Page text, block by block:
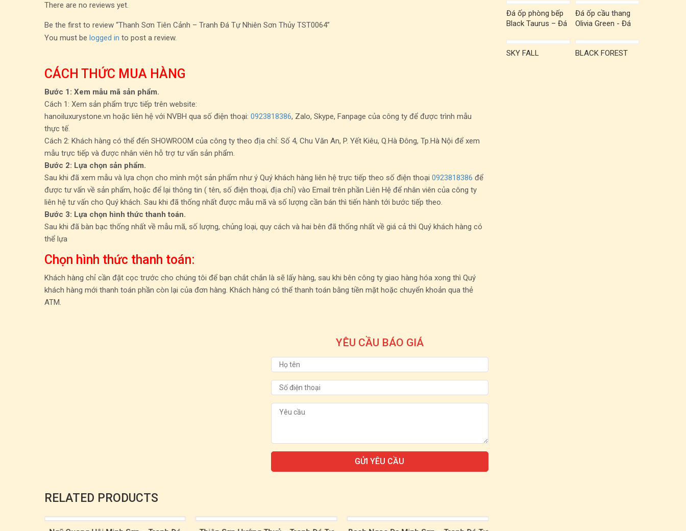
There are no reviews yet.
Be the first to review “Thanh Sơn Tiên Cảnh – Tranh Đá Tự Nhiên Sơn Thủy TST0064”
You must be logged in to post a review.
CÁCH THỨC MUA HÀNG
Bước 1: Xem mẫu mã sản phẩm.
Cách 1: Xem sản phẩm trực tiếp trên website:
hanoiluxurystone.vn hoặc liên hệ với NVBH qua số điện thoại: 0923818386, Zalo, Skype, Fanpage của công ty để được trình mẫu
thực tế.
Cách 2: Khách hàng có thể đến SHOWROOM của công ty theo địa chỉ: Số 4, Chu Văn An, P. Yết Kiêu, Q.Hà Đông, Tp.Hà Nội để xem
mẫu trực tiếp và được nhân viên hỗ trợ tư vấn sản phẩm.
Bước 2: Lựa chọn sản phẩm.
Sau khi đã xem mẫu và lựa chọn cho mình một sản phẩm như ý Quý khách hàng liên hệ trực tiếp theo số điện thoại 0923818386 để
được tư vấn về sản phẩm, hoặc để lại thông tin ( tên, số điện thoại, địa chỉ) vào Email trên phần Liên Hệ để nhân viên của công ty
liên hệ tư vấn cho Quý khách. Sau khi đã thống nhất được mẫu mã và số lượng cần bán thì tiến hành tới bước tiếp theo.
Bước 3: Lựa chọn hình thức thanh toán.
Sau khi đã bàn bạc thống nhất về mẫu mã, số lượng, chủng loại, quy cách và hai bên đã thống nhất về giá cả thì Quý khách hàng có
thể lựa
Chọn hình thức thanh toán:
Khách hàng chỉ cần đặt cọc trước cho chúng tôi để bạn chắt chắn là sẽ lấy hàng, sau khi bên công ty giao hàng hóa xong thì Quý
khách hàng mới thanh toán phần còn lại của đơn hàng. Khách hàng có thể thanh toán bằng tiền mặt hoặc chuyển khoản qua thẻ
ATM.
YÊU CẦU BÁO GIÁ
RELATED PRODUCTS
Đá ốp phòng bếp
Black Taurus – Đá
Đá ốp cầu thang
Olivia Green - Đá
SKY FALL BLACK FOREST